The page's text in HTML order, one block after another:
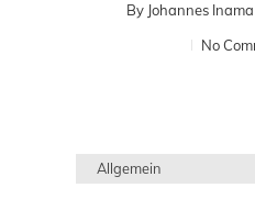
By Johannes Inama
No
Allgemein